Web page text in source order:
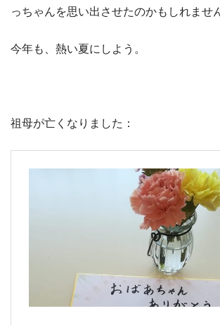
っちゃんを思い出させたのかもしれませ
今年も、熱い夏にしよう。
祖母が亡くなりました：